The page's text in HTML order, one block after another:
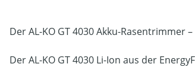
Der AL-KO GT 4030 Akku-Rasentrimmer
Der AL-KO GT 4030 Li-Ion aus der